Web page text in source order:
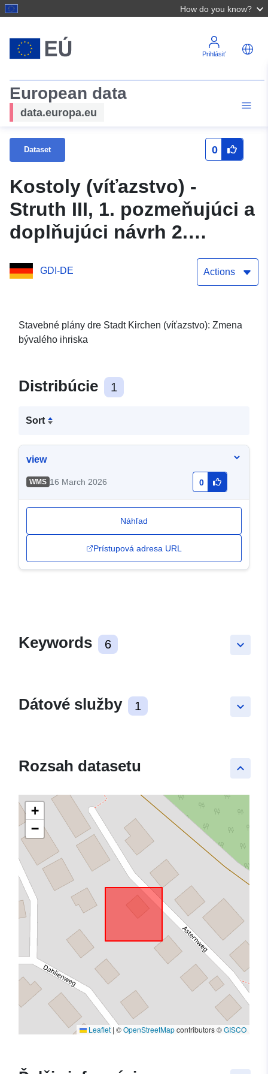
How do you know?
Prihlásiť
European data
data.europa.eu
Dataset 0
Kostoly (víťazstvo) -
Struth III, 1. pozmeňujúci a
doplňujúci návrh 2.
pozmeňujúci a doplňujúci
návrh
GDI-DE Actions
Stavebné plány dre Stadt Kirchen (víťazstvo): Zmena
bývalého ihriska
Distribúcie 1
Sort
view
WMS 16 March 2026 0
Náhľad
Prístupová adresa URL
keyboard_arrow_down
Keywords 6
keyboard_arrow_down
Dátové služby 1
keyboard_arrow_up
Rozsah datasetu
+
−
Leaflet | ©OpenStreetMapcontributors ©GISCO